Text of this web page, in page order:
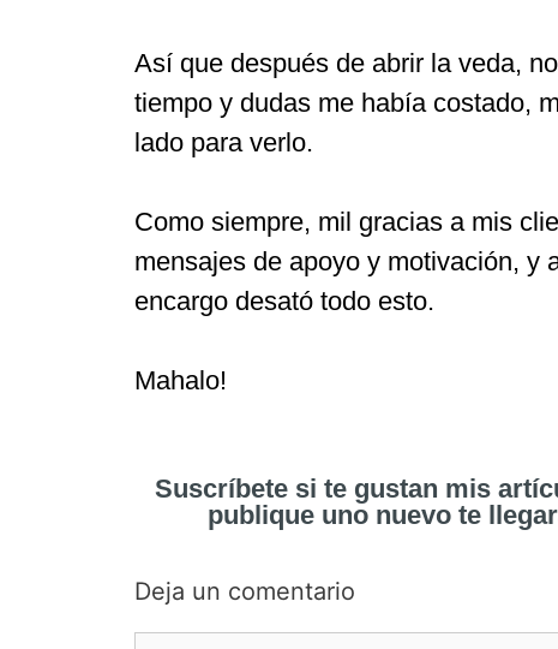
Así que después de abrir la veda,
tiempo y dudas me había costado,
lado para verlo.
Como siempre, mil gracias a mis
mensajes de apoyo y motivación, y
encargo desató todo esto.
Mahalo!
Suscríbete si te gustan mis
publique uno nuevo te
Deja un comentario